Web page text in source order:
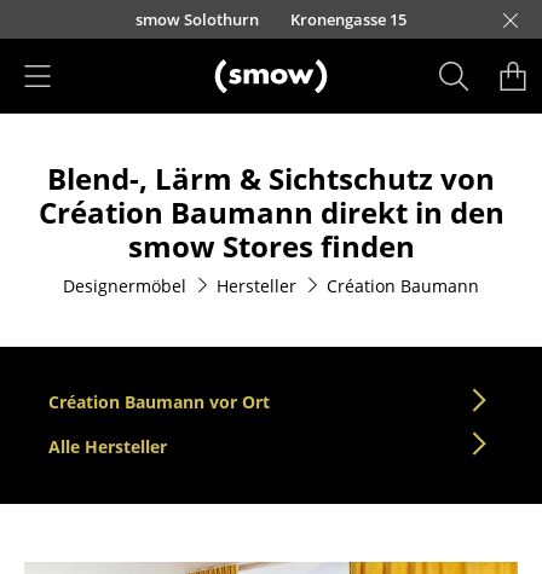
Direkt zum Inhaltsmow Solothurn Kronengasse 15
Sitzmöbel
Esszimmerstühle
Sofas
Blend-, Lärm & Sichtschutz von
Création Baumann direkt in den
smow Stores finden
Designermöbel Hersteller Création Baumann
Création Baumann vor Ort
Alle Hersteller